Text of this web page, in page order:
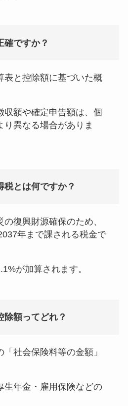
確ですか？
表と控除額に基づいた概
収額や確定申告額は、個
り異なる場合がありま
税とは何ですか？
復興財源確保のため、
年まで課される税金で
が加算されます。
除額ってどれ？
社会保険料等の金額」
生年金・雇用保険などの